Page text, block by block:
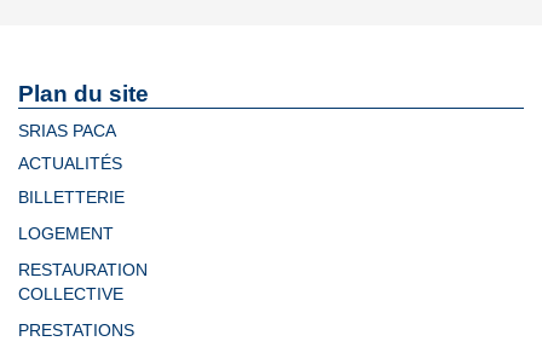
Plan du site
SRIAS PACA
ACTUALITÉS
BILLETTERIE
LOGEMENT
RESTAURATION
COLLECTIVE
PRESTATIONS